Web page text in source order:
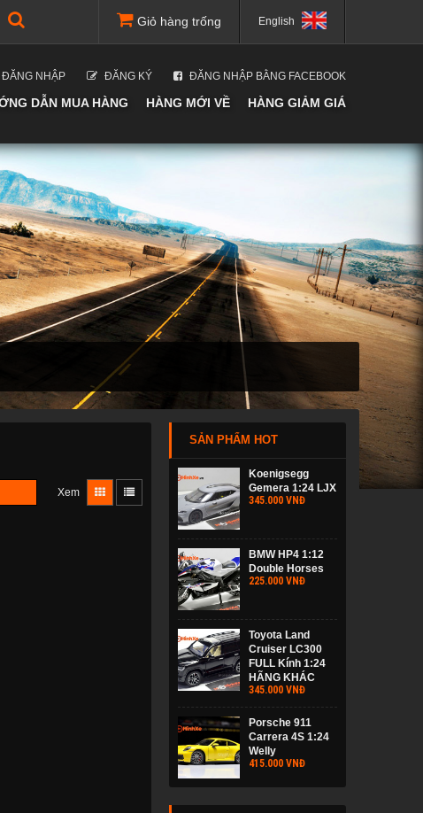
English
Giỏ hàng trống
ĐĂNG NHẬP ĐĂNG KÝ ĐĂNG NHẬP BẰNG FACEBOOK
DẪN MUA HÀNG HÀNG MỚI VỀ HÀNG GIẢM GIÁ
Xem
SẢN PHẨM HOT
Koenigsegg
Gemera 1:24 LJX
345.000 VNĐ
BMW HP4 1:12
Double Horses
225.000 VNĐ
Toyota Land
Cruiser LC300
FULL Kính 1:24
HÃNG KHÁC
345.000 VNĐ
Porsche 911
Carrera 4S 1:24
Welly
415.000 VNĐ